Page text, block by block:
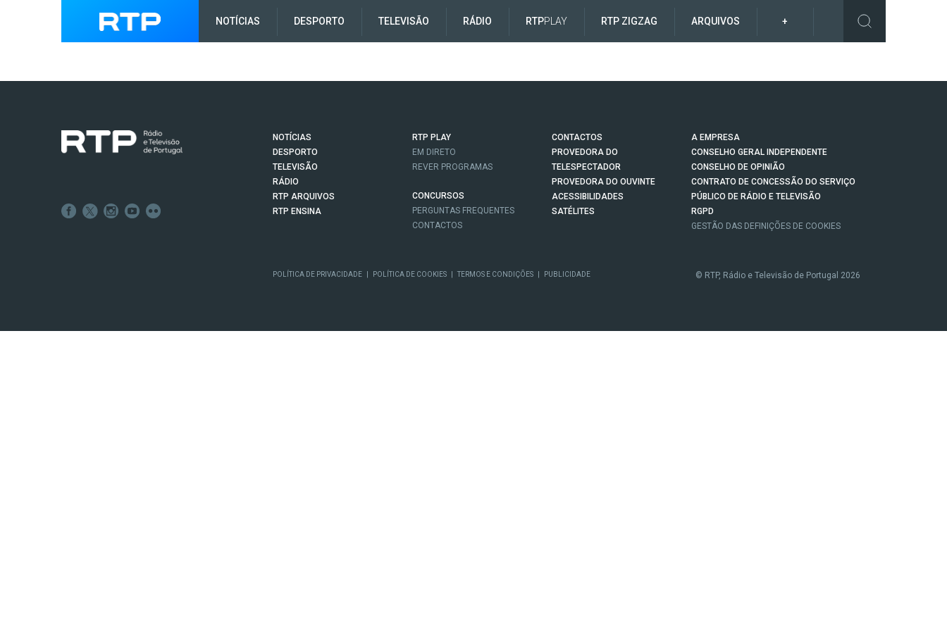
NOTÍCIAS DESPORTO TELEVISÃO RÁDIO RTPPLAY RTP ZIGZAG ARQUIVOS +
NOTÍCIAS
DESPORTO
TELEVISÃO
RÁDIO
RTP ARQUIVOS
RTP ENSINA
RTP PLAY
EM DIRETO
REVER PROGRAMAS
CONCURSOS
PERGUNTAS FREQUENTES
CONTACTOS
CONTACTOS
PROVEDORA DO
TELESPECTADOR
PROVEDORA DO OUVINTE
ACESSIBILIDADES
SATÉLITES
A EMPRESA
CONSELHO GERAL INDEPENDENTE
CONSELHO DE OPINIÃO
CONTRATO DE CONCESSÃO DO SERVIÇO
PÚBLICO DE RÁDIO E TELEVISÃO
RGPD
GESTÃO DAS DEFINIÇÕES DE COOKIES
POLÍTICA DE PRIVACIDADE POLÍTICA DE COOKIES TERMOS E CONDIÇÕES PUBLICIDADE © RTP, Rádio e Televisão de Portugal 2026